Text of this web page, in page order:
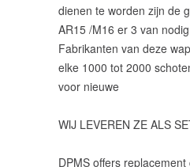
dienen te worden zijn de
AR15 /M16 er 3 van
Fabrikanten van deze
elke 1000 tot 2000
voor nieuwe
WIJ LEVEREN ZE ALS
DPMS offers